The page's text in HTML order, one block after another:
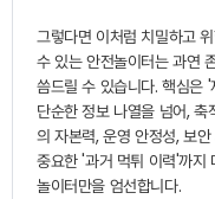
그렇다면 이처럼 치밀하고
수 있는 안전놀이터는 과연
씀드릴 수 있습니다. 핵심은
단순한 정보 나열을 넘어,
의 자본력, 운영 안정성, 보
중요한 '과거 먹튀 이력'까지
놀이터만을 엄선합니다.